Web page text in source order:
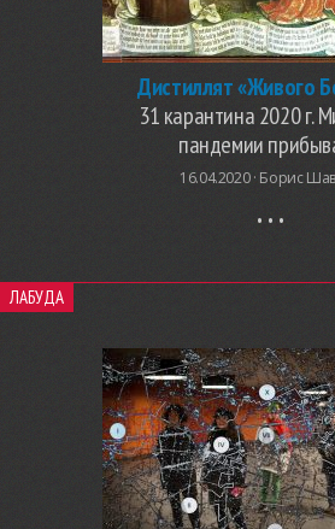
Дистиллят «Живого
31 карантина 2020 г.
пандемии
16.04.2020 · Борис
ЛАБУДА